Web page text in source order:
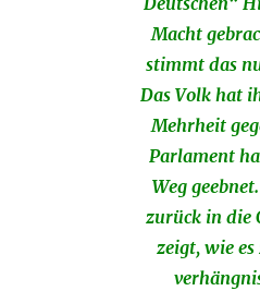
Macht
stimmt das
Das Volk hat
Mehrheit
Parlament
Weg
zurück in die
zeigt, wie es